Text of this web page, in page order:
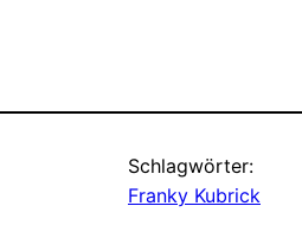
Schlagwörter:
Franky Kubrick